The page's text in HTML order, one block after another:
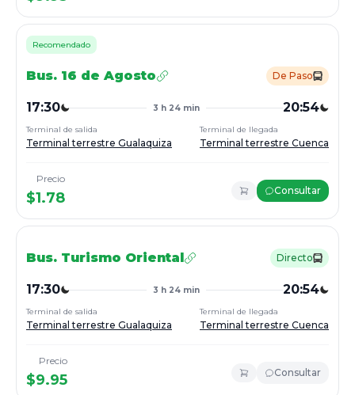
Recomendado
Bus. 16 de Agosto De Paso
17:30 3 h 24 min 20:54
Terminal de salida
Terminal terrestre Gualaquiza
Terminal de llegada
Terminal terrestre Cuenca
Precio
$1.78 Consultar
Bus. Turismo Oriental Directo
17:30 3 h 24 min 20:54
Terminal de salida
Terminal terrestre Gualaquiza
Terminal de llegada
Terminal terrestre Cuenca
Precio
$9.95 Consultar